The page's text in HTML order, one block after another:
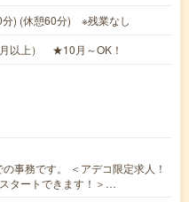
) (休憩60分) ※残業なし
以上） ★10月～OK！
事務です。 ＜アデコ限定求人！
タートできます！＞…